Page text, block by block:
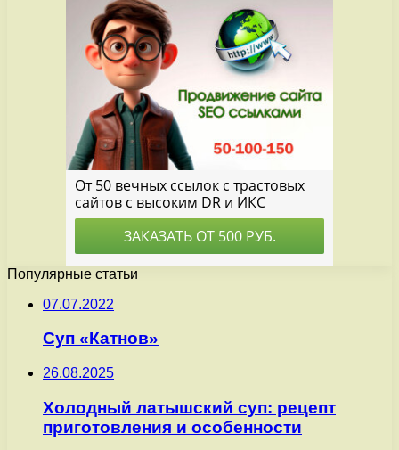
Популярные статьи
07.07.2022
Суп «Катнов»
26.08.2025
Холодный латышский суп: рецепт
приготовления и особенности